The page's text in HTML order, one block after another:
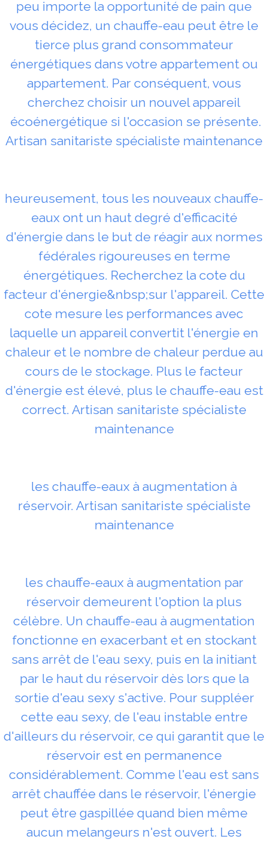
peu importe la opportunité de pain que
vous décidez, un chauffe-eau peut être le
tierce plus grand consommateur
énergétiques dans votre appartement ou
appartement. Par conséquent, vous
cherchez choisir un nouvel appareil
écoénergétique si l'occasion se présente.
Artisan sanitariste spécialiste maintenance
heureusement, tous les nouveaux chauffe-
eaux ont un haut degré d'efficacité
d'énergie dans le but de réagir aux normes
fédérales rigoureuses en terme
énergétiques. Recherchez la cote du
facteur d'énergie&nbsp;sur l'appareil. Cette
cote mesure les performances avec
laquelle un appareil convertit l'énergie en
chaleur et le nombre de chaleur perdue au
cours de le stockage. Plus le facteur
d'énergie est élevé, plus le chauffe-eau est
correct. Artisan sanitariste spécialiste
maintenance
les chauffe-eaux à augmentation à
réservoir. Artisan sanitariste spécialiste
maintenance
les chauffe-eaux à augmentation par
réservoir demeurent l'option la plus
célèbre. Un chauffe-eau à augmentation
fonctionne en exacerbant et en stockant
sans arrêt de l'eau sexy, puis en la initiant
par le haut du réservoir dès lors que la
sortie d'eau sexy s'active. Pour suppléer
cette eau sexy, de l'eau instable entre
d'ailleurs du réservoir, ce qui garantit que le
réservoir est en permanence
considérablement. Comme l'eau est sans
arrêt chauffée dans le réservoir, l'énergie
peut être gaspillée quand bien même
aucun melangeurs n'est ouvert. Les